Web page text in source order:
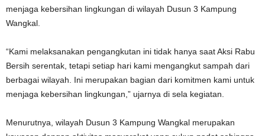
menjaga kebersihan lingkungan di wilayah Dusun 3 Kampung
Wangkal.
“Kami melaksanakan pengangkutan ini tidak hanya saat Aksi Rabu
Bersih serentak, tetapi setiap hari kami mengangkut sampah dari
berbagai wilayah. Ini merupakan bagian dari komitmen kami untuk
menjaga kebersihan lingkungan,” ujarnya di sela kegiatan.
Menurutnya, wilayah Dusun 3 Kampung Wangkal merupakan